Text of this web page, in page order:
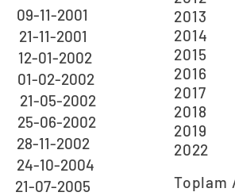
2001
2001
2002
02-2002
2002
2002
11-2002
10-2004
2005
2019
2